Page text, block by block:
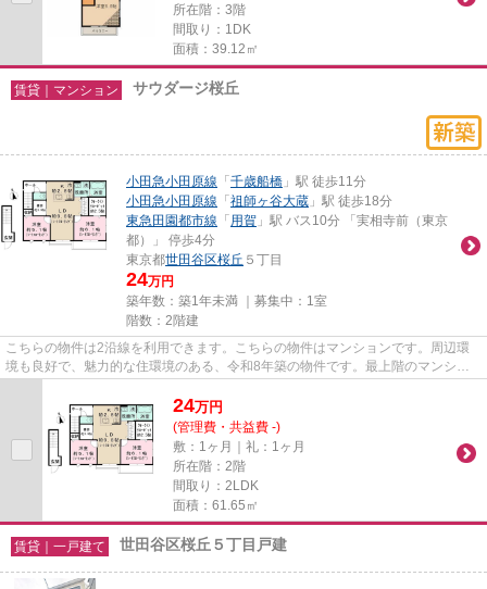
所在階：3階
間取り：1DK
面積：39.12㎡
賃貸｜マンション サウダージ桜丘
小田急小田原線 「千歳船橋 」駅 徒歩11分
小田急小田原線 「祖師ヶ谷大蔵 」駅 徒歩18分
東急田園都市線 「用賀 」駅 バス10分 「実相寺前（東京
都）」 停歩4分
東京都世田谷区桜丘 ５丁目
24万円
築年数：築1年未満 ｜募集中： 1室
階数：2階建
こちらの物件は2沿線を利用できます。こちらの物件はマンションです。周辺環
境も良好で、魅力的な住環境のある、令和8年築の物件です。最上階のマンショ
ンです。当社スタッフが地域の...
24万円
(管理費・共益費 -)
敷：1ヶ月｜礼：1ヶ月
所在階：2階
間取り：2LDK
面積：61.65㎡
賃貸｜一戸建て 世田谷区桜丘５丁目戸建